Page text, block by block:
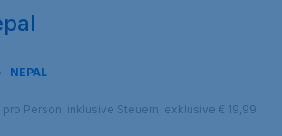
NEPAL
Person, inklusive Steuern, exklusive € 19,99